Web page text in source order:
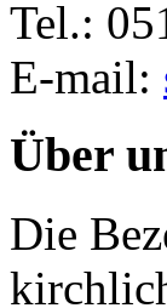
Tel.:
E-mail:
Über
Die